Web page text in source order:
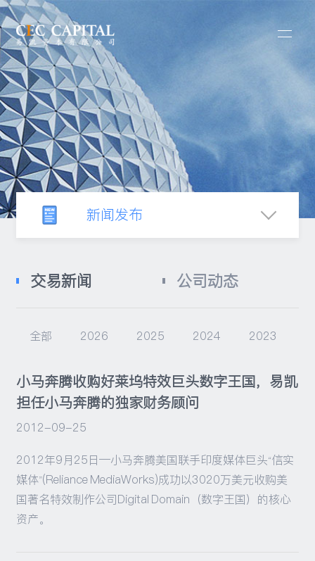
新闻发布
交易新闻 公司动态
全部 2026 2025 2024 2023
小马奔腾收购好莱坞特效巨头数字王国，易凯
担任小马奔腾的独家财务顾问
2012-09-25
2012年9月25日—小马奔腾美国联手印度媒体巨头“信实
媒体”(Reliance MediaWorks)成功以3020万美元收购美
国著名特效制作公司Digital Domain（数字王国）的核心
资产。